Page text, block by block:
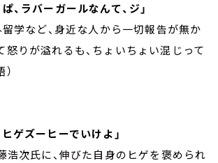
、ラバーガールなんて、ジ」
留学など、身近な人から一切報告が無か
怒りが溢れるも、ちょいちょい混じって
ゲズーヒーでいけよ」
浩次氏に、伸びた自身のヒゲを褒められ